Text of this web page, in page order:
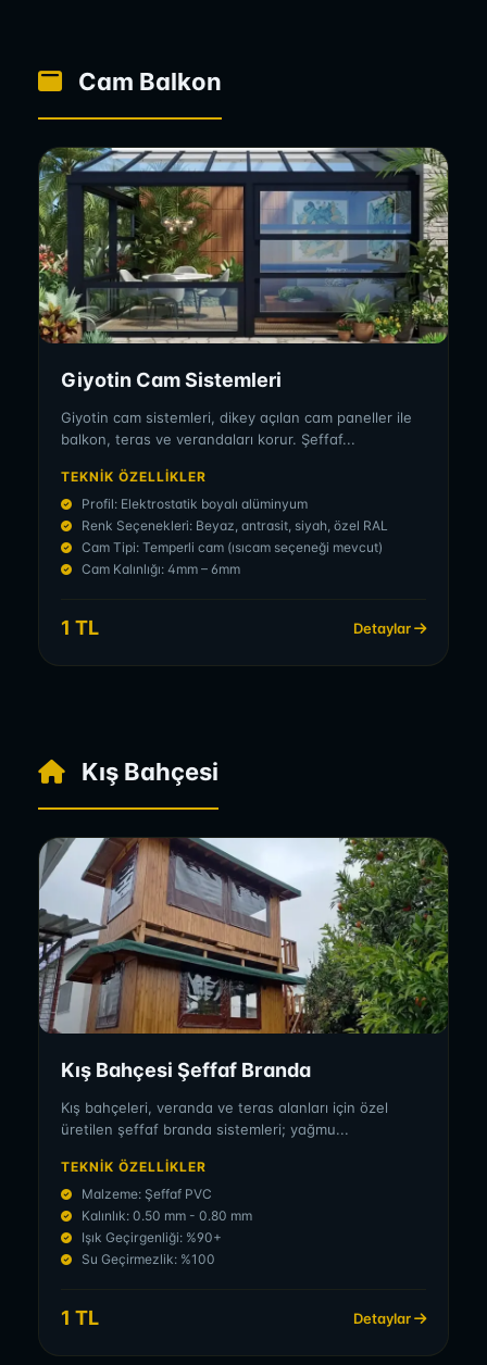
Cam Balkon
Giyotin Cam Sistemleri
Giyotin cam sistemleri, dikey açılan cam paneller ile
balkon, teras ve verandaları korur. Şeffaf...
TEKNIK ÖZELLIKLER
Profil: Elektrostatik boyalı alüminyum
Renk Seçenekleri: Beyaz, antrasit, siyah, özel RAL
Cam Tipi: Temperli cam (ısıcam seçeneği mevcut)
Cam Kalınlığı: 4mm – 6mm
1 TL Detaylar
Kış Bahçesi
Kış Bahçesi Şeffaf Branda
Kış bahçeleri, veranda ve teras alanları için özel
üretilen şeffaf branda sistemleri; yağmu...
TEKNIK ÖZELLIKLER
Malzeme: Şeffaf PVC
Kalınlık: 0.50 mm - 0.80 mm
Işık Geçirgenliği: %90+
Su Geçirmezlik: %100
1 TL Detaylar